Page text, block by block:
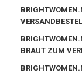
BRAUT ZUM